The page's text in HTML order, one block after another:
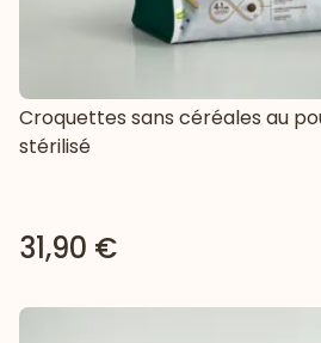
Croquettes sans céréales au
stérilisé
31,90 €